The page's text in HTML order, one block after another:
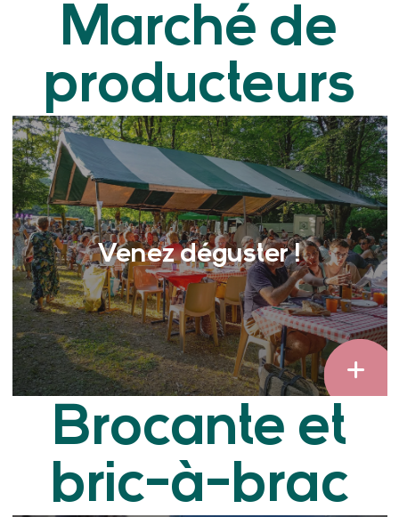
Marché de
producteurs
Venez déguster !
Brocante et
bric-à-brac